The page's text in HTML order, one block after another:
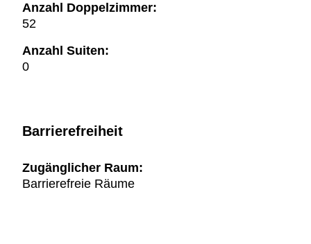
Anzahl Doppelzimmer:
52
Anzahl Suiten:
0
Barrierefreiheit
Zugänglicher Raum:
Barrierefreie Räume